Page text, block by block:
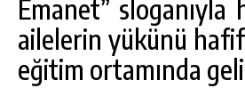
Emanet”
ailelerin yükünü
eğitim ortamında